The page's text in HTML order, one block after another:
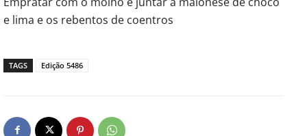
e lima e os rebentos de coentros
TAGS Edição 5486